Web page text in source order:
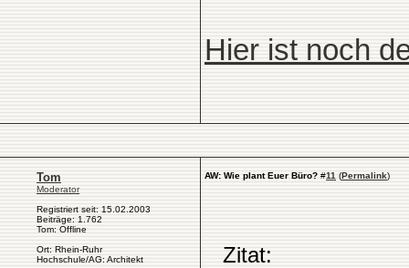
Hier ist noch
Tom
Moderator
Registriert seit: 15.02.2003
Beiträge: 1.762
Tom: Offline
Ort: Rhein-Ruhr
Hochschule/AG: Architekt
AW: Wie plant Euer Büro? #11 (Permalink)
Zitat: